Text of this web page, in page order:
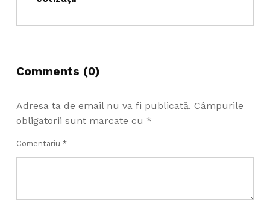
Comments (0)
Adresa ta de email nu va fi publicată. Câmpurile
obligatorii sunt marcate cu *
Comentariu *